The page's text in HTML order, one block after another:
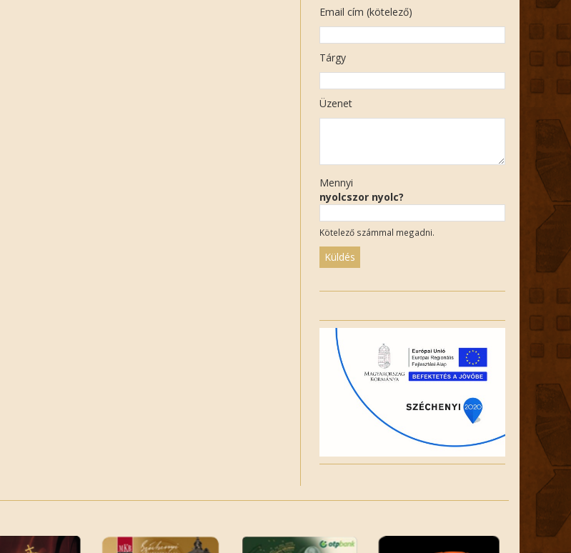
Email cím (kötelező)
Tárgy
Üzenet
Mennyi
nyolcszor nyolc?
Kötelező számmal megadni.
field
empty.